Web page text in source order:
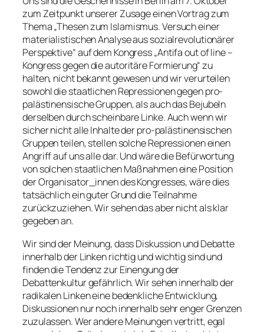
zum Zeitpunkt unserer Zusage einen Vortrag zum
Thema „Thesen zum Islamismus. Versuch einer
materialistischen Analyse aus sozialrevolutionärer
Perspektive“ auf dem Kongress „Antifa out of line –
Kongress gegen die autoritäre Formierung“ zu
halten, nicht bekannt gewesen und wir verurteilen
sowohl die staatlichen Repressionen gegen pro-
palästinensische Gruppen, als auch das Bejubeln
derselben durch scheinbare Linke. Auch wenn wir
sicher nicht alle Inhalte der pro-palästinensischen
Gruppen teilen, stellen solche Repressionen einen
Angriff auf uns alle dar. Und wäre die Befürwortung
von solchen staatlichen Maßnahmen eine Position
der Organisator_innen des Kongresses, wäre dies
tatsächlich ein guter Grund die Teilnahme
zurückzuziehen. Wir sehen das aber nicht als klar
gegeben an.
Wir sind der Meinung, dass Diskussion und Debatte
innerhalb der Linken richtig und wichtig sind und
finden die Tendenz zur Einengung der
Debattenkultur gefährlich. Wir sehen innerhalb der
radikalen Linken eine bedenkliche Entwicklung,
Diskussionen nur noch innerhalb sehr enger Grenzen
zuzulassen. Wer andere Meinungen vertritt, egal